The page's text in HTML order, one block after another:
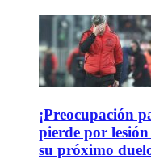
¡Preocupación
pierde por
su próximo